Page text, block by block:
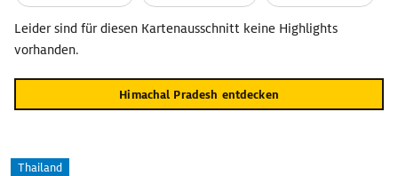
Leider sind für diesen Kartenausschnitt keine Highlights
vorhanden.
Himachal Pradesh entdecken
Thailand